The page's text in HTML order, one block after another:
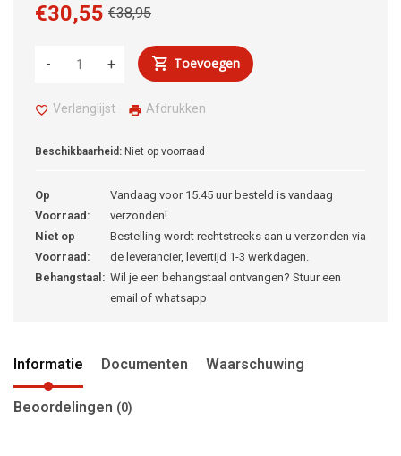
€38,95
€30,55
+
- Toevoegen
Verlanglijst Afdrukken
Beschikbaarheid: Niet op voorraad
Op
Voorraad:
Vandaag voor 15.45 uur besteld is vandaag
verzonden!
Niet op
Voorraad:
Bestelling wordt rechtstreeks aan u verzonden via
de leverancier, levertijd 1-3 werkdagen.
Behangstaal: Wil je een behangstaal ontvangen? Stuur een
email of whatsapp
Informatie Documenten Waarschuwing
Beoordelingen (0)